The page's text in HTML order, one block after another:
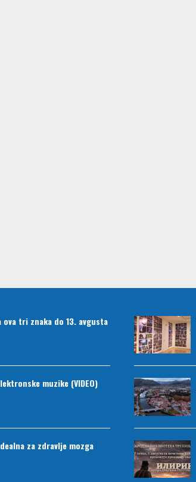
tri znaka do 13. avgusta
muzike (VIDEO)
za zdravlje mozga